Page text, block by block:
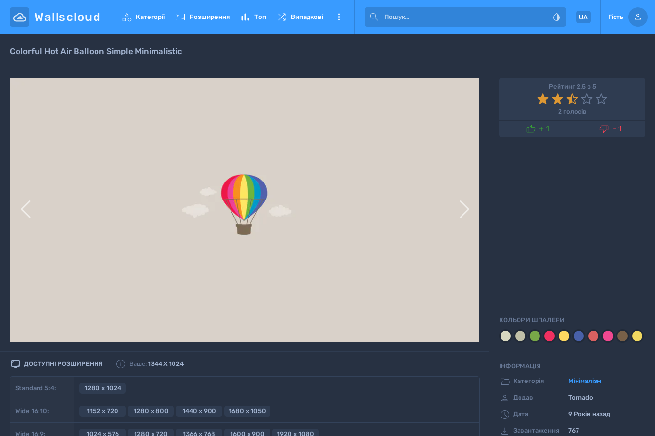
Wallscloud  Категорії  Розширення  Топ  Випадкові    UA Гість 
Colorful Hot Air Balloon Simple Minimalistic
 
 ДОСТУПНІ РОЗШИРЕННЯ  Ваше:1344X 1024
Standard 5:4: 1280 x 1024
Wide 16:10: 1152 x 720 1280 x 800 1440 x 900 1680 x 1050
Wide 16:9: 1024 x 576 1280 x 720 1366 x 768 1600 x 900 1920 x 1080
Рейтинг 2.5 з 5
2 голосів
 + 1  - 1
КОЛЬОРИ ШПАЛЕРИ
ІНФОРМАЦІЯ
 Категорія Мінімалізм
 Додав Tornado
 Дата 9 Років назад
 Завантаження 767